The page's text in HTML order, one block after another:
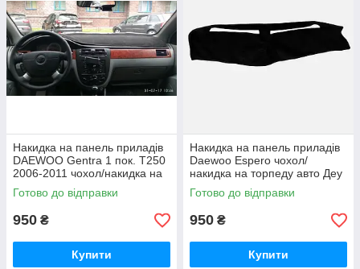
Накидка на панель приладів
DAEWOO Gentra 1 пок. T250
2006-2011 чохол/накидка на
торпеду авто Деу
Готово до відправки
950 ₴
Купити
Накидка на панель приладів
Daewoo Espero чохол/
накидка на торпеду авто Деу
Готово до відправки
950 ₴
Купити